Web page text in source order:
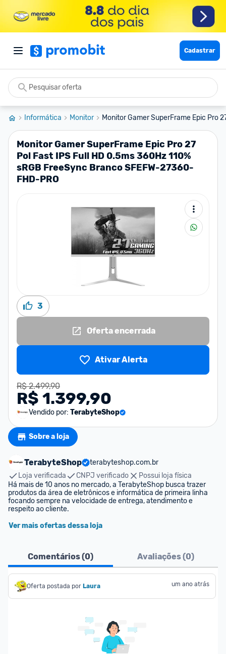
Cadastrar
Informática Monitor Monitor Gamer SuperFrame Epic Pro
Monitor Gamer SuperFrame Epic Pro 27
Pol Fast IPS Full HD 0.5ms 360Hz 110%
sRGB FreeSync Branco SFEFW-27360-
FHD-PRO
3
Oferta encerrada
Ativar Alerta
R$ 2.499,90
R$ 1.399,90
Vendido por: TerabyteShop
Sobre a loja
TerabyteShop
terabyteshop.com.br
Loja verificada
CNPJ verificado
Possui loja física
Há mais de 10 anos no mercado, a TerabyteShop busca trazer
produtos da área de eletrônicos e informática de primeira linha
focando sempre na velocidade de entrega, atendimento e
respeito ao cliente.
Ver mais ofertas dessa loja
Comentários (0) Avaliações (0)
Oferta postada por Laura um ano atrás